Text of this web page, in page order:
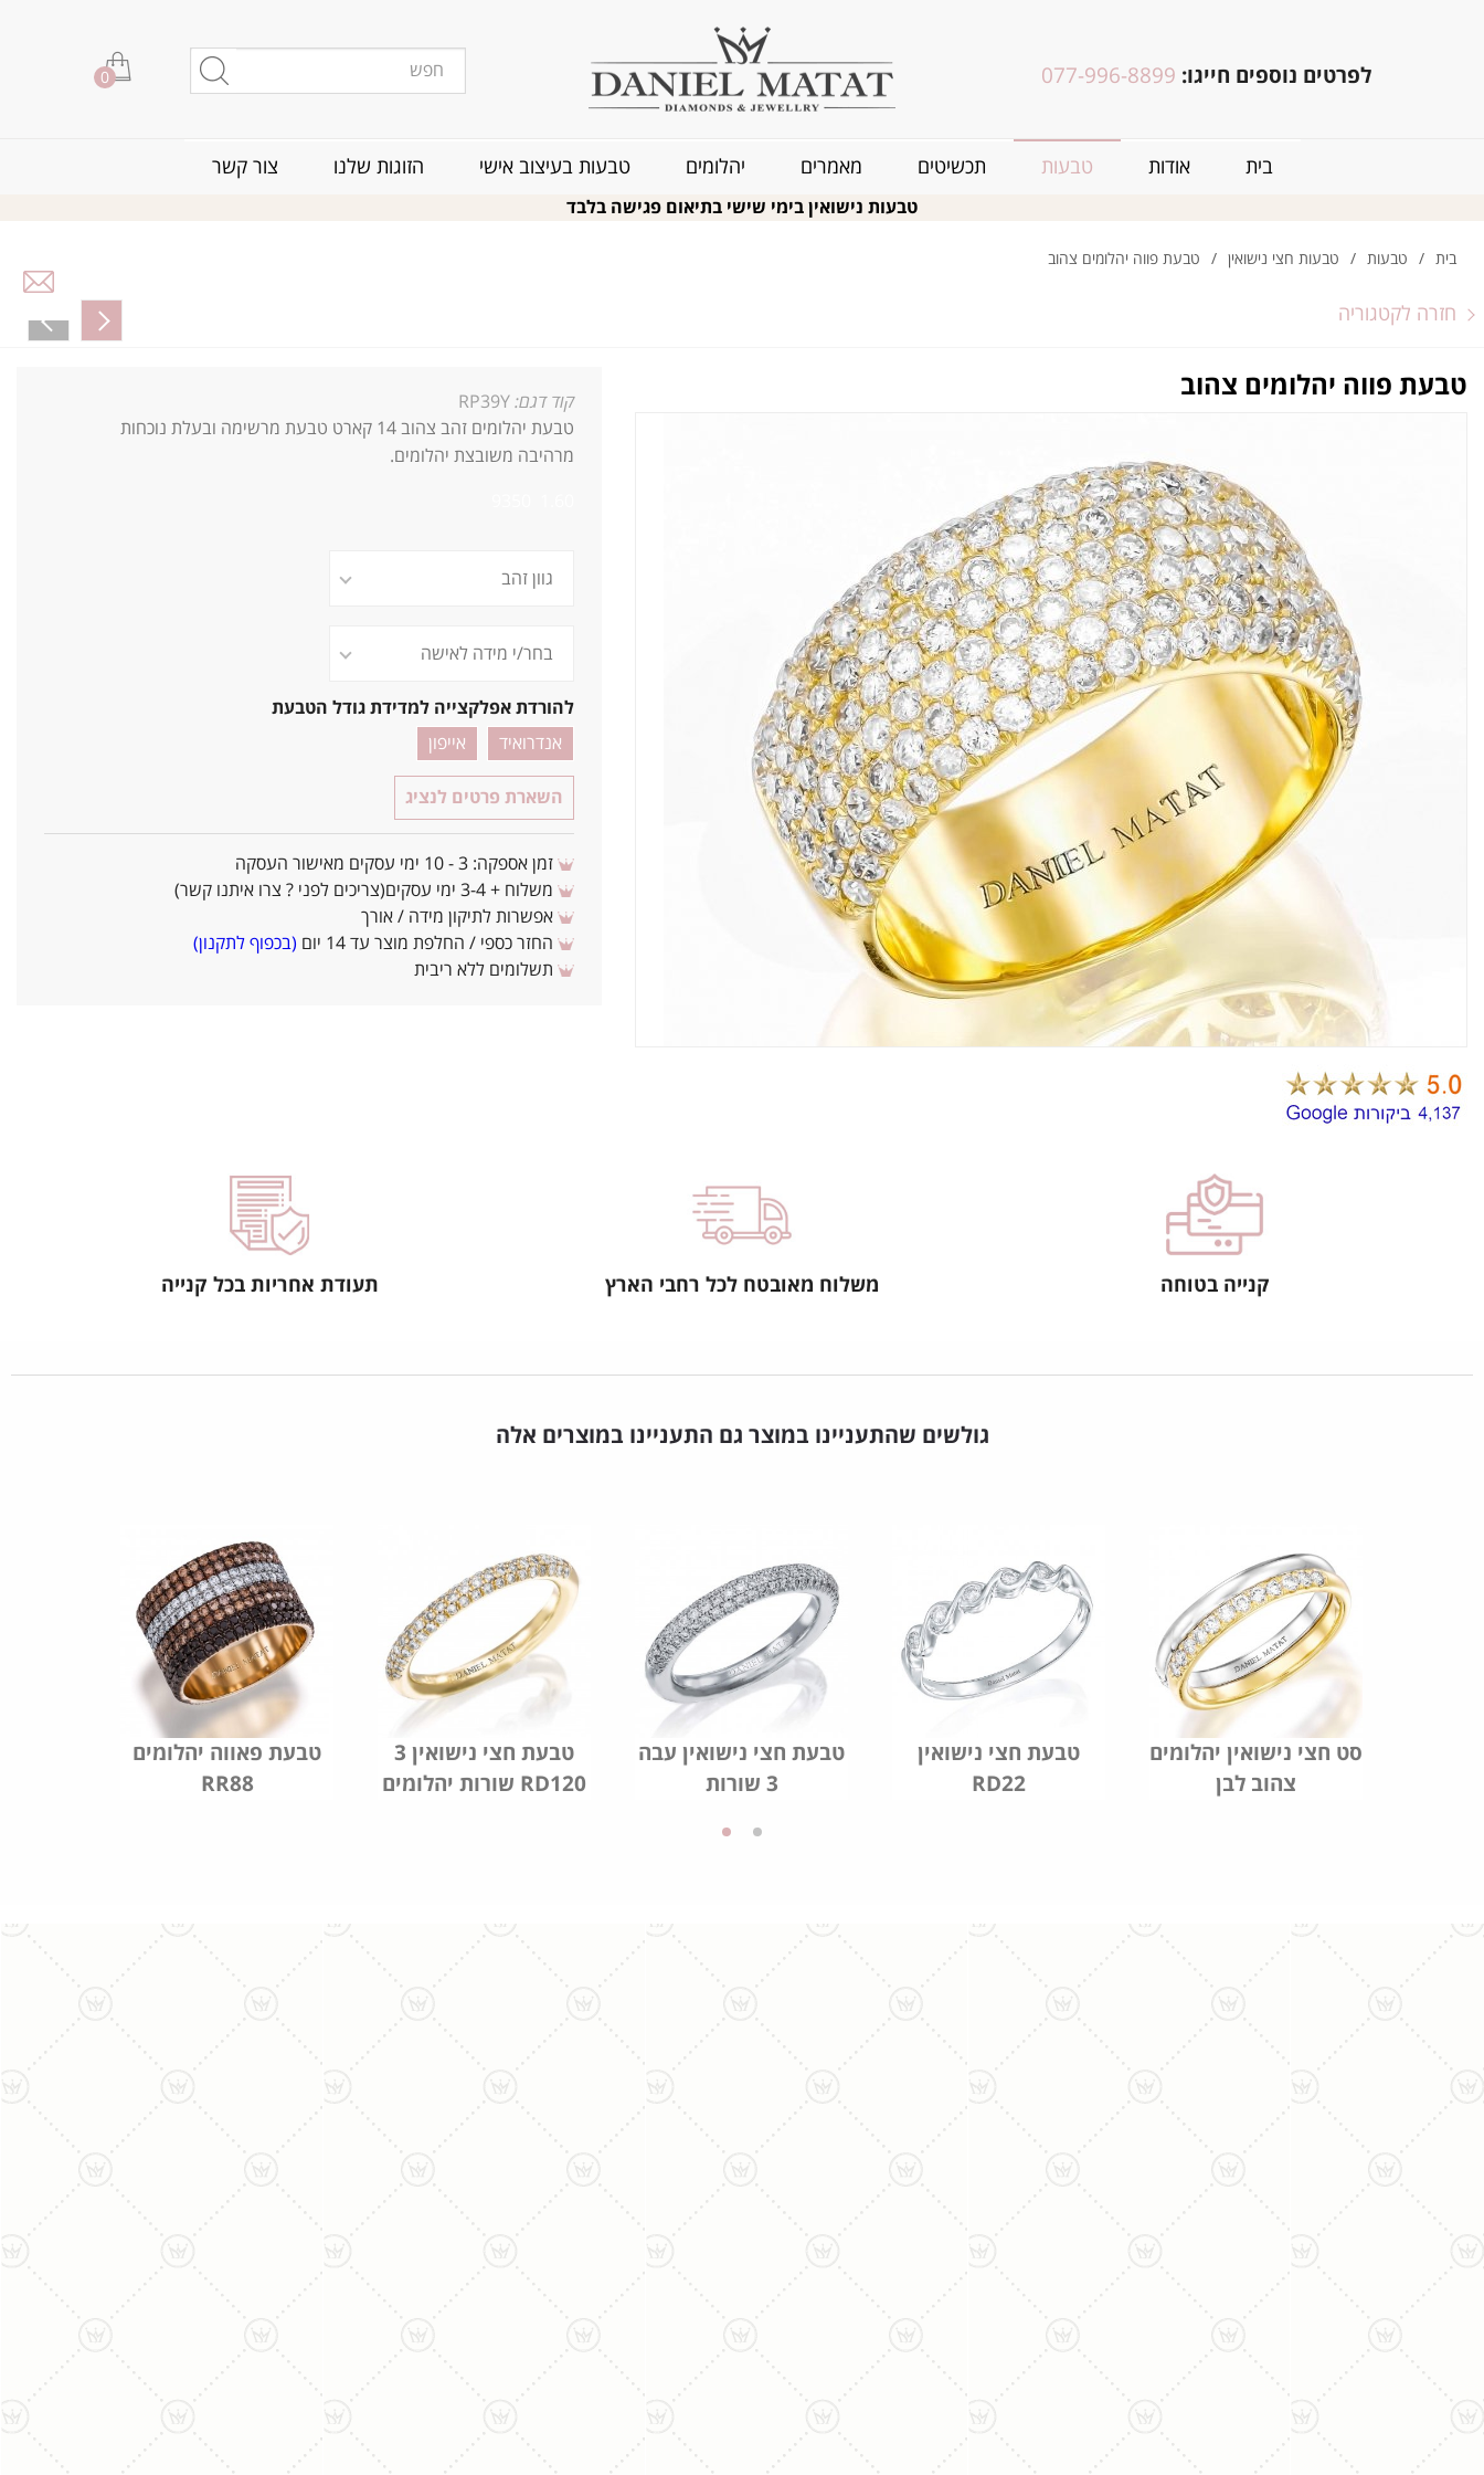
לפרטים נוספים חייגו: 077-996-8899
0
בית אודות טבעות תכשיטים מאמרים יהלומים טבעות בעיצוב אישי הזוגות שלנו צור קשר
טבעות נישואין בימי שישי בתיאום פגישה בלבד
בית / טבעות / טבעות חצי נישואין / טבעת פווה יהלומים צהוב
חזרה לקטגוריה
טבעת פווה יהלומים צהוב קוד דגם: RP39Y
טבעת יהלומים זהב צהוב 14 קארט טבעת מרשימה ובעלת נוכחות
מרהיבה משובצת יהלומים.
להורדת אפלקצייה למדידת גודל הטבעת
אנדרואיד
אייפון
השארת פרטים לנציג
זמן אספקה: 3 - 10 ימי עסקים מאישור העסקה
משלוח + 3-4 ימי עסקים(צריכים לפני ? צרו איתנו קשר)
אפשרות לתיקון מידה / אורך
החזר כספי / החלפת מוצר עד 14 יום
(בכפוף לתקנון)
תשלומים ללא ריבית
קנייה בטוחה משלוח מאובטח לכל רחבי הארץ תעודת אחריות בכל קנייה
גולשים שהתעניינו במוצר גם התעניינו במוצרים אלה
טבעת פאווה יהלומים
RR88
טבעת חצי נישואין 3
שורות יהלומים RD120
טבעת חצי נישואין עבה
3 שורות
טבעת חצי נישואין
RD22
סט חצי נישואין יהלומים
צהוב לבן